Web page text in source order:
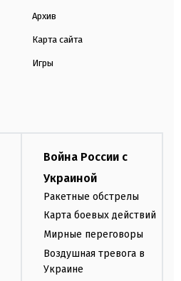
Архив
Карта сайта
Игры
Война России с
Украиной
Ракетные обстрелы
Карта боевых действий
Мирные переговоры
Воздушная тревога в
Украине